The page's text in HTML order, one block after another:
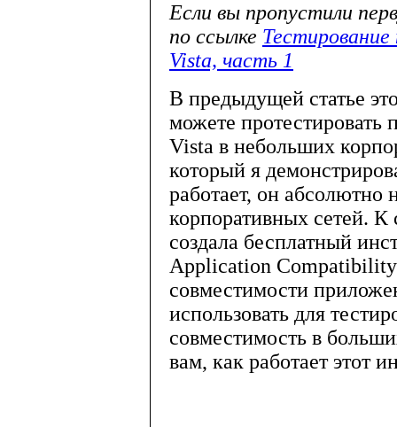
Если вы пропустили
по ссылке
Vista, часть 1
В предыдущей статье
можете протестировать
Vista в небольших
который я
работает, он абсолютно
корпоративных сетей.
создала бесплатный
Application
совместимости
использовать для
совместимость в
вам, как работает этот